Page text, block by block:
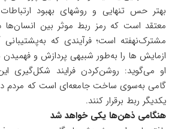
بهتر حس تنهایی و روشهای بهبود
معتقد است که رمز ربط موثر بین
مشترک‌نهفته است؛ فرآیندی که به‌پشتیبانی
ازمایش ها را به‌طور شبیهی پردازش و فهمیدن
او می‌گوید: روشن‌کردن فرایند شکل‌گیری
گامی به‌سوی ساخت جامعه‌ای است که مردم در
یکدیگر ربط برقرار کنند.
هنگامی ذهن‌ها یکی خواهد شد